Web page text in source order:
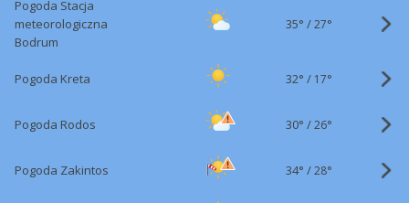
Pogoda Stacja
meteorologiczna
Bodrum
35° /27°
Pogoda Kreta 32° / 17°
Pogoda Rodos 30° /26°
Pogoda Zakintos 34° /28°